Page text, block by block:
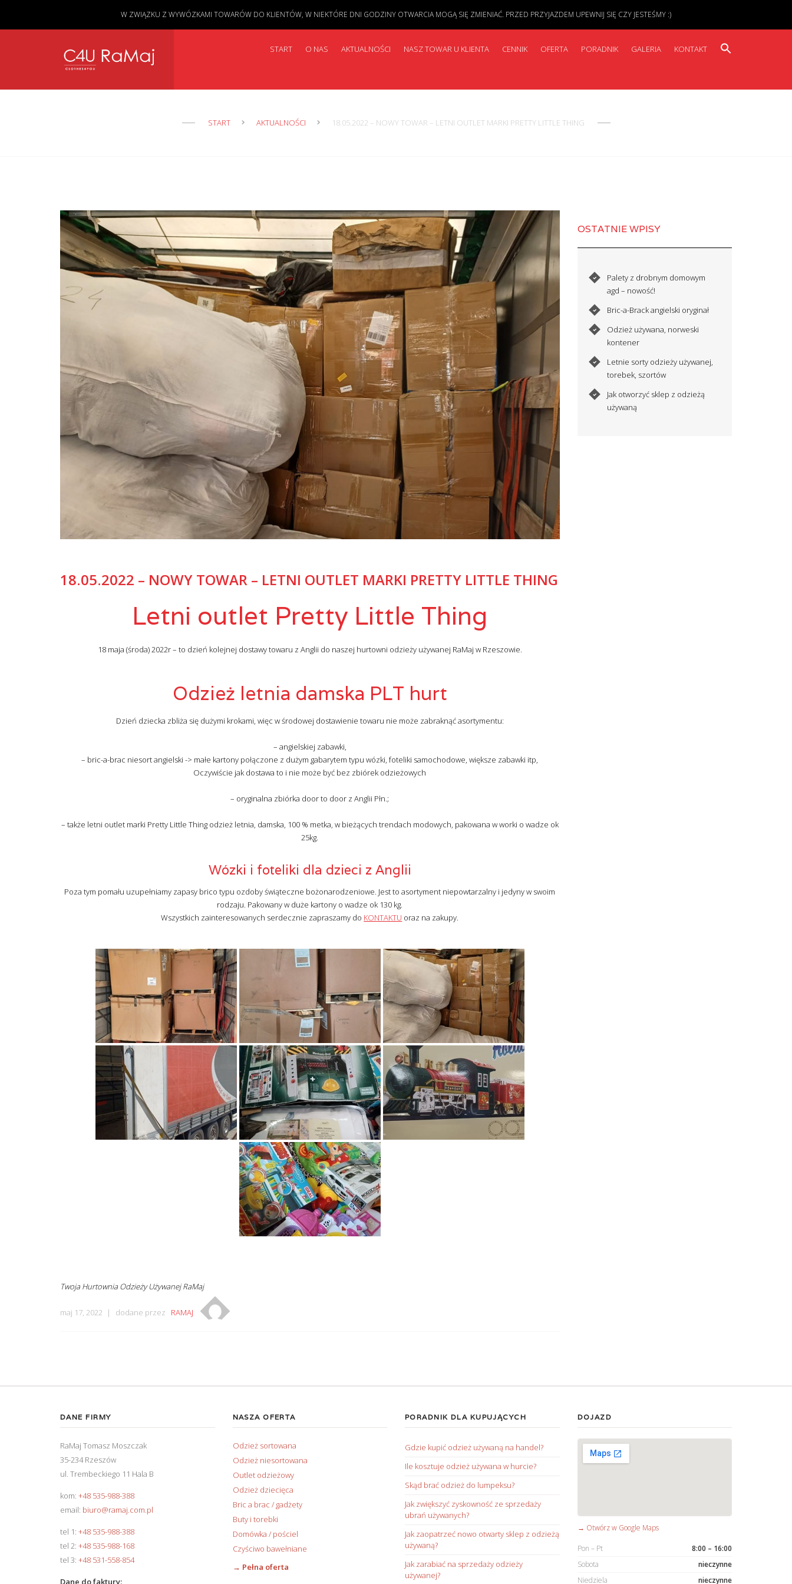
START O NAS AKTUALNOŚCI NASZ TOWAR U KLIENTA CENNIK OFERTA PORADNIK GALERIA KONTAKT
START AKTUALNOŚCI 18.05.2022 – NOWY TOWAR – LETNI OUTLET MARKI PRETTY LITTLE THING
18.05.2022 – NOWY TOWAR – LETNI OUTLET MARKI PRETTY LITTLE THING
Letni outlet Pretty Little Thing
18 maja (środa) 2022r – to dzień kolejnej dostawy towaru z Anglii do naszej hurtowni odzieży używanej RaMaj w Rzeszowie.
Odzież letnia damska PLT hurt
Dzień dziecka zbliża się dużymi krokami, więc w środowej dostawienie towaru nie może zabraknąć asortymentu:
– angielskiej zabawki,
– bric-a-brac niesort angielski -> małe kartony połączone z dużym gabarytem typu wózki, foteliki samochodowe, większe zabawki itp,
Oczywiście jak dostawa to i nie może być bez zbiórek odzieżowych
– oryginalna zbiórka door to door z Anglii Płn.;
– także letni outlet marki Pretty Little Thing odzież letnia, damska, 100 % metka, w bieżących trendach modowych, pakowana w worki o wadze ok
25kg.
Wózki i foteliki dla dzieci z Anglii
Poza tym pomału uzupełniamy zapasy brico typu ozdoby świąteczne bożonarodzeniowe. Jest to asortyment niepowtarzalny i jedyny w swoim
rodzaju. Pakowany w duże kartony o wadze ok 130 kg.
Wszystkich zainteresowanych serdecznie zapraszamy do KONTAKTU oraz na zakupy.
Twoja Hurtownia Odzieży Używanej RaMaj
maj 17, 2022 dodane przez RAMAJ
OSTATNIE WPISY
Palety z drobnym domowym
agd – nowość!
Bric-a-Brack angielski oryginał
Odzież używana, norweski
kontener
Letnie sorty odzieży używanej,
torebek, szortów
Jak otworzyć sklep z odzieżą
używaną
DANE FIRMY
RaMaj Tomasz Moszczak
35-234 Rzeszów
ul. Trembeckiego 11 Hala B
kom: +48 535-988-388
email: biuro@ramaj.com.pl
tel 1: +48 535-988-388
tel 2: +48 535-988-168
tel 3: +48 531-558-854
Dane do faktury:
NASZA OFERTA
Odzież sortowana
Odzież niesortowana
Outlet odzieżowy
Odzież dziecięca
Bric a brac / gadżety
Buty i torebki
Domówka / pościel
Czyściwo bawełniane
→ Pełna oferta
PORADNIK DLA KUPUJĄCYCH
Gdzie kupić odzież używaną na handel?
Ile kosztuje odzież używana w hurcie?
Skąd brać odzież do lumpeksu?
Jak zwiększyć zyskowność ze sprzedaży
ubrań używanych?
Jak zaopatrzeć nowo otwarty sklep z odzieżą
używaną?
Jak zarabiać na sprzedaży odzieży
używanej?
DOJAZD
→ Otwórz w Google Maps
Pon – Pt
8:00 – 16:00
Sobota
nieczynne
Niedziela
nieczynne
W ZWIĄZKU Z WYWÓZKAMI TOWARÓW DO KLIENTÓW, W NIEKTÓRE DNI GODZINY OTWARCIA MOGĄ SIĘ ZMIENIAĆ. PRZED PRZYJAZDEM UPEWNIJ SIĘ CZY JESTEŚMY :)